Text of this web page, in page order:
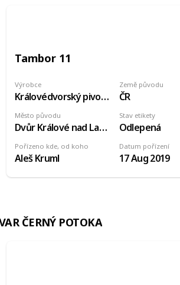
Tambor 11
Výrobce
Královédvorský pivovar Tambor
Země původu
ČR
Pořízeno kde, od koho
Aleš Kruml
Stav etikety
Odlepená
Datum pořízení
17 Aug 2019
Město původu
Dvůr Králové nad Labem
ČERNÝ POTOKA